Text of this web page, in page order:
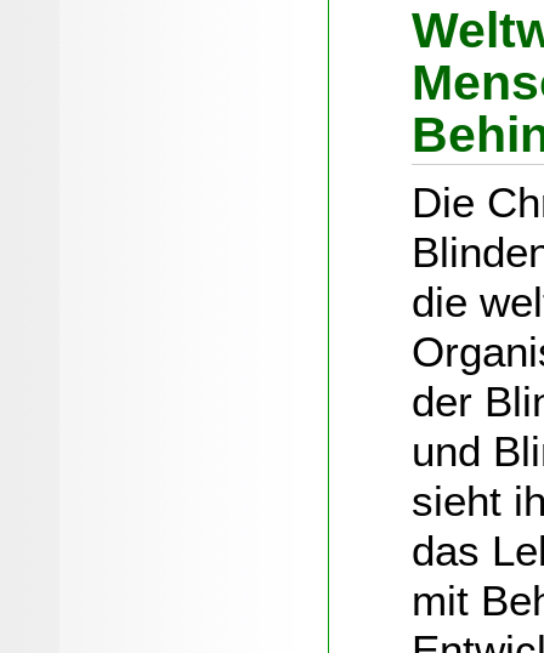
Die
die
der
und
sieht
das
mit